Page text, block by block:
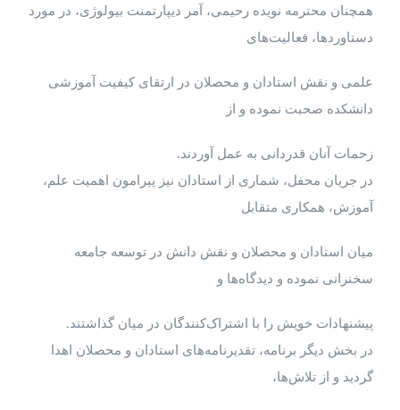
همچنان محترمه نویده رحیمی، آمر دیپارتمنت بیولوژی، در مورد
دستاوردها، فعالیت‌های
علمی و نقش استادان و محصلان در ارتقای کیفیت آموزشی
دانشکده صحبت نموده و از
زحمات آنان قدردانی به عمل آوردند.
در جریان محفل، شماری از استادان نیز پیرامون اهمیت علم،
آموزش، همکاری متقابل
میان استادان و محصلان و نقش دانش در توسعه جامعه
سخنرانی نموده و دیدگاه‌ها و
پیشنهادات خویش را با اشتراک‌کنندگان در میان گذاشتند.
در بخش دیگر برنامه، تقدیرنامه‌های استادان و محصلان اهدا
گردید و از تلاش‌ها،